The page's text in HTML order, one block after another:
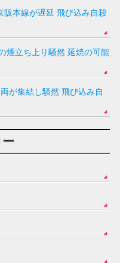
阪本線が遅延 飛び込み自殺
煙立ち上り騒然 延焼の可能
が集結し騒然 飛び込み自